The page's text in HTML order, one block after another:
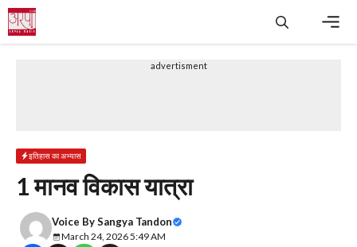
Skip
to
content
advertisment
इतिहास का अभ्यास
1 मानव विकास यात्रा
Voice BySangya Tandon
March 24, 2026 5:49 AM